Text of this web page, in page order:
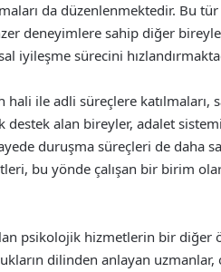
da düzenlenmektedir. Bu
deneyimlere sahip diğer
iyileşme sürecini
hali ile adli süreçlere
destek alan bireyler, adalet
duruşma süreçleri de daha
bu yönde çalışan bir birim
psikolojik hizmetlerin bir
dilinden anlayan